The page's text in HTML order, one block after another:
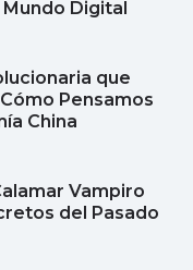
Digital
que
Pensamos
China
Vampiro
del Pasado